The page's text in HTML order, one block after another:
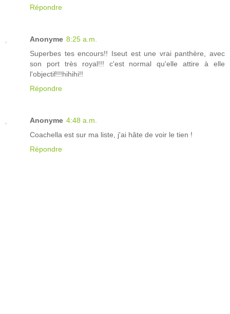
Répondre
Anonyme 8:25 a.m.
Superbes tes encours!! Iseut est une vrai panthère, avec
son port très royal!!! c'est normal qu'elle attire à elle
l'objectif!!!hihihi!!
Répondre
Anonyme 4:48 a.m.
Coachella est sur ma liste, j'ai hâte de voir le tien !
Répondre